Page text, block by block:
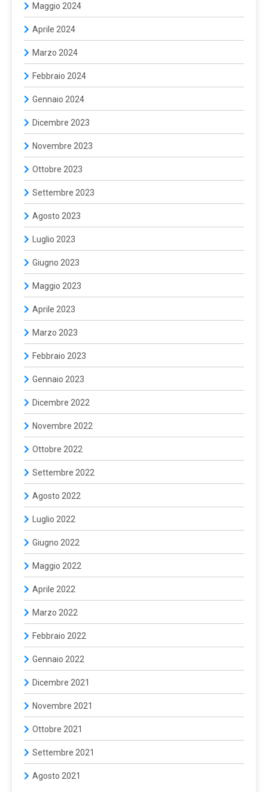
Maggio 2024
Aprile 2024
Marzo 2024
Febbraio 2024
Gennaio 2024
Dicembre 2023
Novembre 2023
Ottobre 2023
Settembre 2023
Agosto 2023
Luglio 2023
Giugno 2023
Maggio 2023
Aprile 2023
Marzo 2023
Febbraio 2023
Gennaio 2023
Dicembre 2022
Novembre 2022
Ottobre 2022
Settembre 2022
Agosto 2022
Luglio 2022
Giugno 2022
Maggio 2022
Aprile 2022
Marzo 2022
Febbraio 2022
Gennaio 2022
Dicembre 2021
Novembre 2021
Ottobre 2021
Settembre 2021
Agosto 2021